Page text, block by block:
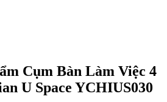
Cụm Bàn Làm Việc 4
U Space YCHIUS030